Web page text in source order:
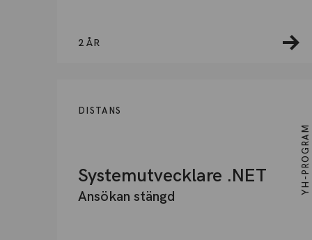
2 ÅR
DISTANS
Systemutvecklare .NET
Ansökan stängd
YH-PROGRAM